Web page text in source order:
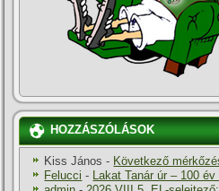
HOZZÁSZÓLÁSOK
Kiss János - Következő
Felucci -
Lakat Tanár úr – 100